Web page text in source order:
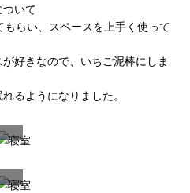
ついて
らい、スペースを上手く使って
好きなので、いちご泥棒にしま
るようになりました。